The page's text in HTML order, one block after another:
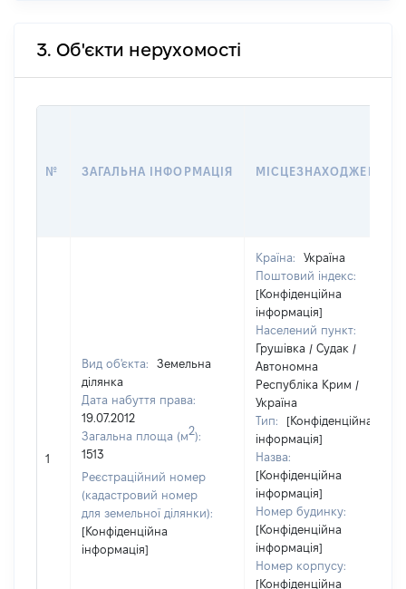
3. Об'єкти нерухомості
№ ЗАГАЛЬНА ІНФОРМАЦІЯ МІСЦЕЗНАХОДЖЕННЯ
1
Вид об'єкта:
Земельна
ділянка
Дата набуття права:
19.07.2012
Загальна площа (м2):
1513
Реєстраційний номер
(кадастровий номер
для земельної ділянки):
[Конфіденційна
інформація]
Країна:
Україна
Поштовий індекс:
[Конфіденційна
інформація]
Населений пункт:
Грушівка / Судак /
Автономна
Республіка Крим /
Україна
Тип:
[Конфіденційна
інформація]
Назва:
[Конфіденційна
інформація]
Номер будинку:
[Конфіденційна
інформація]
Номер корпусу:
[Конфіденційна